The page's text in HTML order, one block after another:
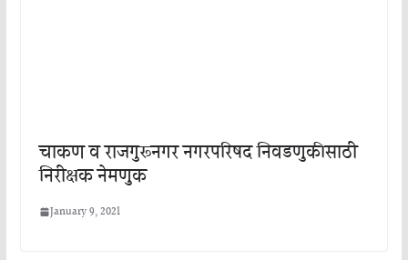
चाकण व राजगुरूनगर नगरपरिषद निवडणुकीसाठी
निरीक्षक नेमणुक
January 9, 2021